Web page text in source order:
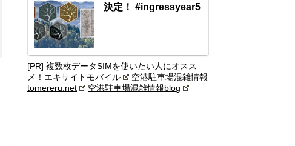
決定！ #ingressyear5
[PR] 複数枚データSIMを使いたい人にオスス
メ！エキサイトモバイル
空港駐車場混雑情報
tomereru.net
空港駐車場混雑情報blog